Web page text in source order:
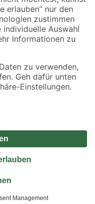
Angebote sind unter
Verfügbarkeiten beziehen
mit Speditionsversand, hier
Vertrag widerrufen